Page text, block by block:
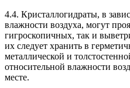
4.4. Кристаллогидраты, в
влажности воздуха, могут
гигроскопичных, так и
их следует хранить в
металлической и
относительной влажности
месте.